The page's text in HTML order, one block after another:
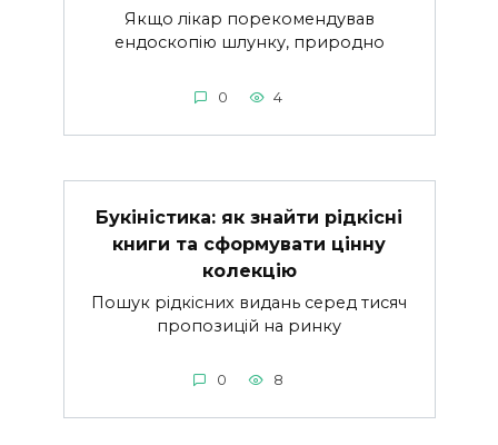
Якщо лікар порекомендував
ендоскопію шлунку, природно
0 4
Букіністика: як знайти рідкісні
книги та сформувати цінну
колекцію
Пошук рідкісних видань серед тисяч
пропозицій на ринку
0 8